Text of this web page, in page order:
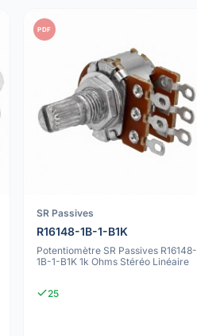
PDF
SR Passives
R16148-1B-1-B1K
Potentiomètre SR Passives R16148-
1B-1-B1K 1k Ohms Stéréo Linéaire
25